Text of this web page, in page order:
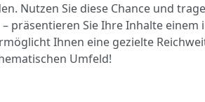
Nutzen Sie diese Chance und
Sie Ihre Inhalte
Ihnen eine gezielte
Umfeld!